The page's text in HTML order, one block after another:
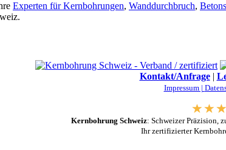
Experten für Kernbohrungen, Wanddurchbruch,
Kontakt/Anfrage|
Impressum |
Kernbohrung Schweiz: Schweizer Präzision,
Ihr zertifizierter